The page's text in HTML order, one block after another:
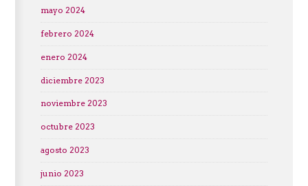
mayo 2024
febrero 2024
enero 2024
diciembre 2023
noviembre 2023
octubre 2023
agosto 2023
junio 2023